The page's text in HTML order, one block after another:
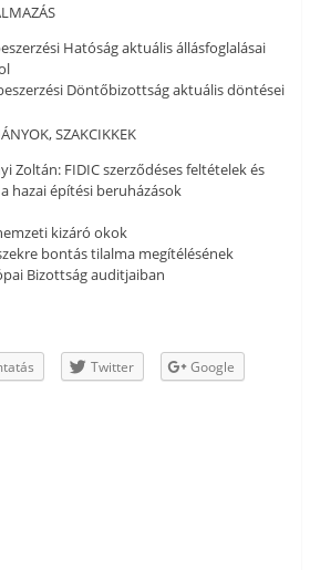
Hatóság aktuális állásfoglalásai
Döntőbizottság aktuális döntései
SZAKCIKKEK
Zoltán: FIDIC szerződéses feltételek és
hazai építési beruházások
kizáró okok
bontás tilalma megítélésének
Bizottság auditjaiban
Twitter
Google